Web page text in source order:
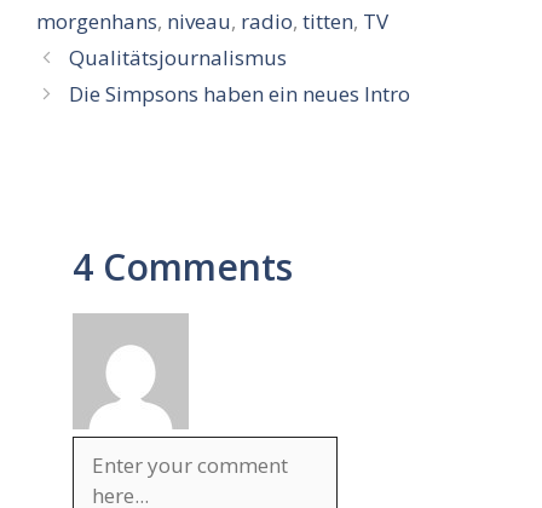
morgenhans, niveau, radio, titten, TV
Qualitätsjournalismus
Die Simpsons haben ein neues Intro
4 Comments